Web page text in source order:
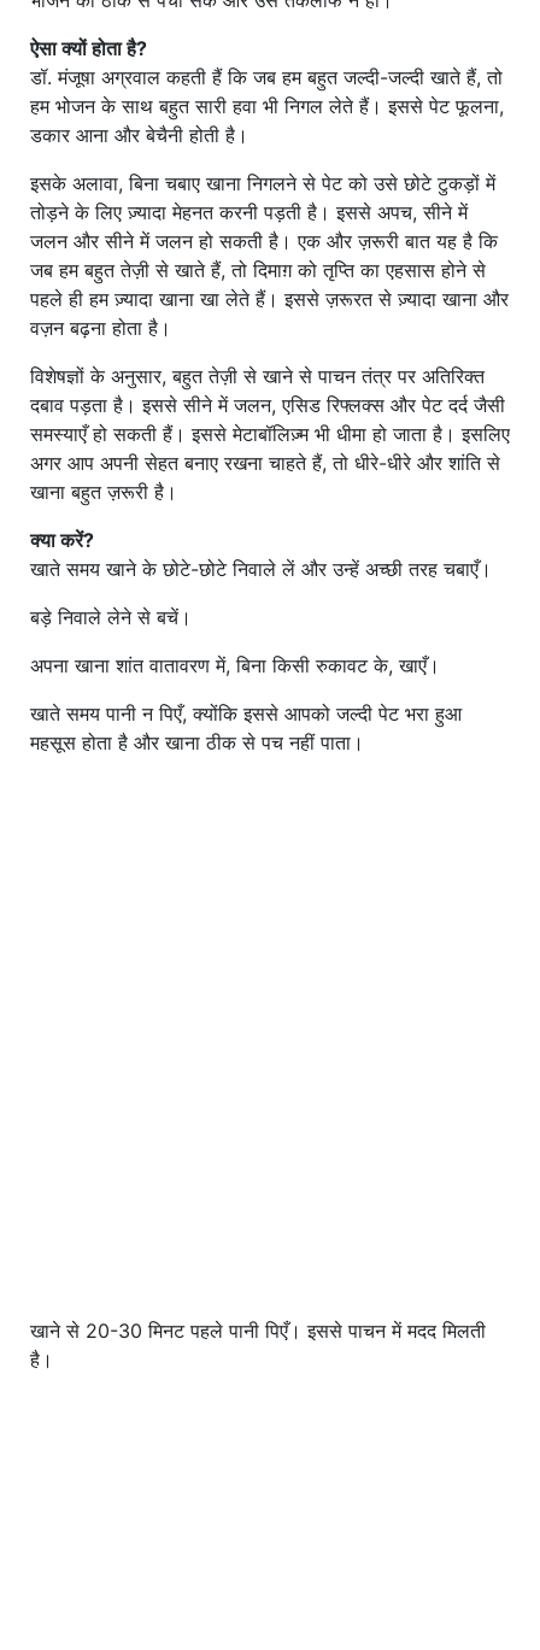
ऐसा क्यों होता है?
डॉ. मंजूषा अग्रवाल कहती हैं कि जब हम बहुत जल्दी-जल्दी खाते हैं, तो
हम भोजन के साथ बहुत सारी हवा भी निगल लेते हैं। इससे पेट फूलना,
डकार आना और बेचैनी होती है।
इसके अलावा, बिना चबाए खाना निगलने से पेट को उसे छोटे टुकड़ों में
तोड़ने के लिए ज़्यादा मेहनत करनी पड़ती है। इससे अपच, सीने में
जलन और सीने में जलन हो सकती है। एक और ज़रूरी बात यह है कि
जब हम बहुत तेज़ी से खाते हैं, तो दिमाग़ को तृप्ति का एहसास होने से
पहले ही हम ज़्यादा खाना खा लेते हैं। इससे ज़रूरत से ज़्यादा खाना और
वज़न बढ़ना होता है।
विशेषज्ञों के अनुसार, बहुत तेज़ी से खाने से पाचन तंत्र पर अतिरिक्त
दबाव पड़ता है। इससे सीने में जलन, एसिड रिफ्लक्स और पेट दर्द जैसी
समस्याएँ हो सकती हैं। इससे मेटाबॉलिज़्म भी धीमा हो जाता है। इसलिए
अगर आप अपनी सेहत बनाए रखना चाहते हैं, तो धीरे-धीरे और शांति से
खाना बहुत ज़रूरी है।
क्या करें?
खाते समय खाने के छोटे-छोटे निवाले लें और उन्हें अच्छी तरह चबाएँ।
बड़े निवाले लेने से बचें।
अपना खाना शांत वातावरण में, बिना किसी रुकावट के, खाएँ।
खाते समय पानी न पिएँ, क्योंकि इससे आपको जल्दी पेट भरा हुआ
महसूस होता है और खाना ठीक से पच नहीं पाता।
खाने से 20-30 मिनट पहले पानी पिएँ। इससे पाचन में मदद मिलती
है।